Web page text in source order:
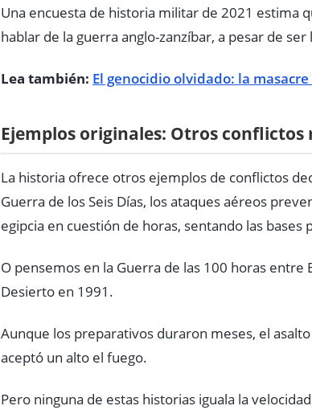
Una encuesta de historia militar de 2021 estima
hablar de la guerra anglo-zanzíbar, a pesar de
Lea también: El genocidio olvidado: la
Ejemplos originales: Otros
La historia ofrece otros ejemplos de conflictos
Guerra de los Seis Días, los ataques aéreos
egipcia en cuestión de horas, sentando las bases
O pensemos en la Guerra de las 100 horas
Desierto en 1991.
Aunque los preparativos duraron meses, el
aceptó un alto el fuego.
Pero ninguna de estas historias iguala la